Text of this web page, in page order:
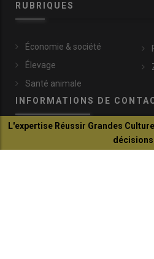
RUBRIQUES
Économie & société
Élevage
Santé animale
INFORMATIONS DE
L'expertise Réussir Grandes